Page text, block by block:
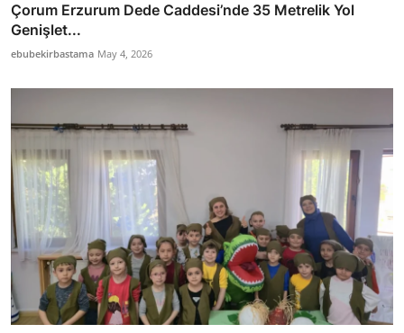
Çorum Erzurum Dede Caddesi’nde 35 Metrelik Yol
Genişlet...
ebubekirbastama May 4, 2026